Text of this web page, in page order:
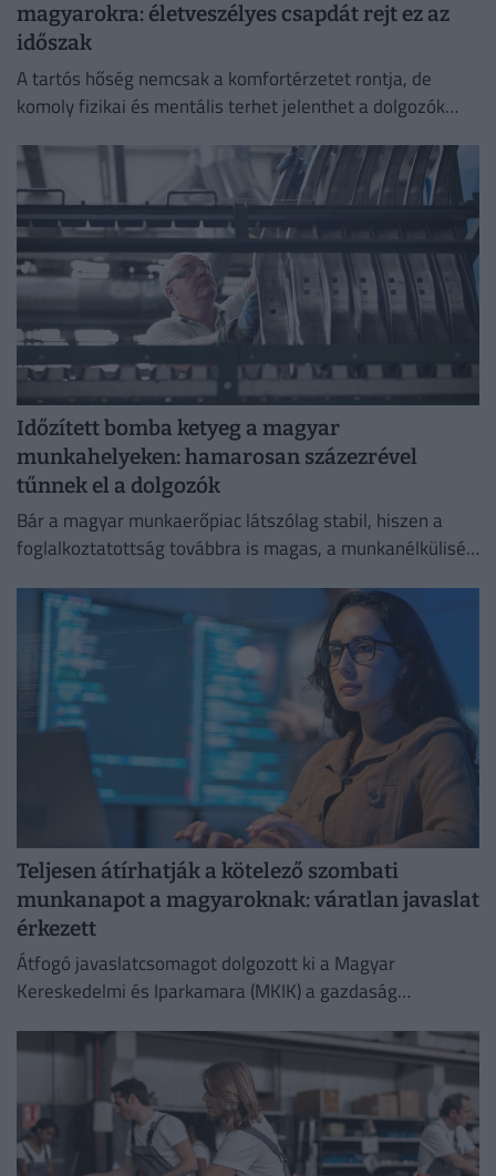
magyarokra: életveszélyes csapdát rejt ez az
időszak
A tartós hőség nemcsak a komfortérzetet rontja, de
komoly fizikai és mentális terhet jelenthet a dolgozók
Időzített bomba ketyeg a magyar
munkahelyeken: hamarosan százezrével
tűnnek el a dolgozók
Bár a magyar munkaerőpiac látszólag stabil, hiszen a
foglalkoztatottság továbbra is magas, a munkanélküliség
Teljesen átírhatják a kötelező szombati
munkanapot a magyaroknak: váratlan javaslat
érkezett
Átfogó javaslatcsomagot dolgozott ki a Magyar
Kereskedelmi és Iparkamara (MKIK) a gazdaság
kezelése érdekében.